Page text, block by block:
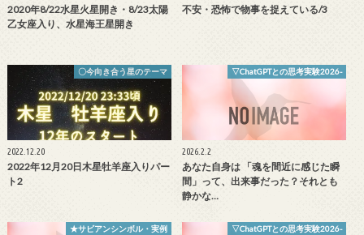
2020年8/22水星火星開き・8/23太陽
乙女座入り、水星海王星開き
不安・恐怖で物事を捉えている/3
〇今向き合う星のテーマ
2022.12.20
2022年12月20日木星牡羊座入りパー
ト2
▽ChatGPTとの思考実験2026-
2026.2.2
あなた自身は 「魂を間近に感じた瞬
間」って、出来事だった？それとも
静かな…
★サビアンシンボル・実例 ▽ChatGPTとの思考実験2026-